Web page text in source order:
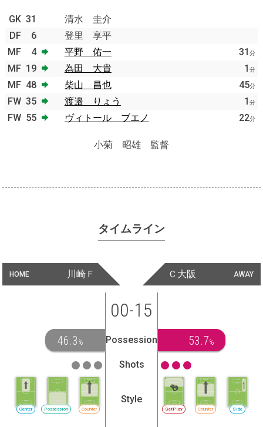
GK 31
清水 圭介
DF
6
登里 享平
MF
4 平野 佑一 31 分
MF 19 為田 大貴 1 分
MF 48 柴山 昌也 45分
FW 35 渡邉 りょう 1 分
FW 55 ヴィトール ブエノ 22分
小菊 昭雄 監督
タイムライン
HOME 川崎Ｆ AWAY
Ｃ大阪
00-15
46.3 % Possession 53.7%
Shots
Counter
Possession
Center
Style
SetPlay Counter Side